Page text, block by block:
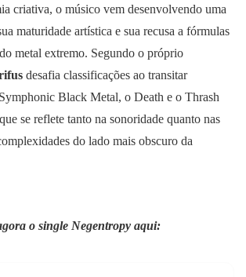
criativa, o músico vem desenvolvendo uma
maturidade artística e sua recusa a fórmulas
metal extremo. Segundo o próprio
desafia classificações ao transitar
Black Metal, o Death e o Thrash
se reflete tanto na sonoridade quanto nas
do lado mais obscuro da
o single Negentropy aqui: